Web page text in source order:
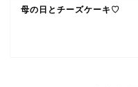
母の日とチーズケーキ♡